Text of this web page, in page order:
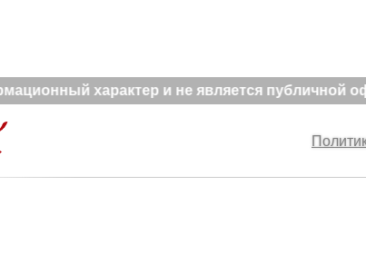
характер и не является публичной